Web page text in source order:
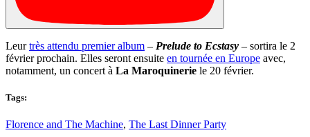
Leurtrès attendu premier album – Prelude to Ecstasy – sortira le 2
février prochain. Elles seront ensuite en tournée en Europe avec,
notamment, un concert à La Maroquinerie le 20 février.
Tags:
Florence and The Machine, The Last Dinner Party